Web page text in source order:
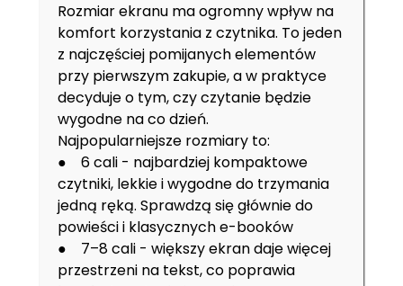
Rozmiar ekranu ma ogromny wpływ na
komfort korzystania z czytnika. To jeden
z najczęściej pomijanych elementów
przy pierwszym zakupie, a w praktyce
decyduje o tym, czy czytanie będzie
wygodne na co dzień.
Najpopularniejsze rozmiary to:
● 6 cali - najbardziej kompaktowe
czytniki, lekkie i wygodne do trzymania
jedną ręką. Sprawdzą się głównie do
powieści i klasycznych e-booków
● 7–8 cali - większy ekran daje więcej
przestrzeni na tekst, co poprawia